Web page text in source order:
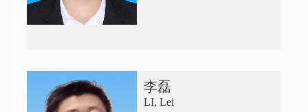
李磊
LI, Lei